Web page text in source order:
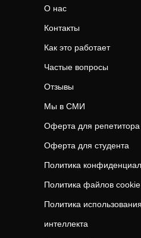
О нас
Контакты
Как это работает
Частые вопросы
Отзывы
Мы в СМИ
Оферта для репетитора
Оферта для студента
Политика
Политика файлов cookie
Политика
интеллекта